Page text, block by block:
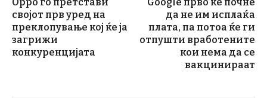
својот прв уред на
преклопување кој ќе ја
загрижи
конкуренцијата
да не им исплаќа
плата, па потоа ќе ги
отпушти вработените
кои нема да се
вакцинираат